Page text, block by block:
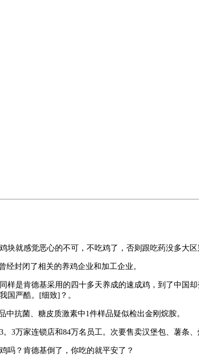
就感觉恶心的不可，不吃鸡了，否则跟吃药没多大区
封闭了相关的养鸡企业和加工企业。
是肯德基采用的四十多天养成的速成鸡，到了中国
国严酷。[细致]？。
抗菌、糖皮质激素中1件样品疑似检出金刚烷胺。
家连锁店和84万名员工。次要售卖汉堡包、薯条、
？肯德基倒了，你吃的就平安了？